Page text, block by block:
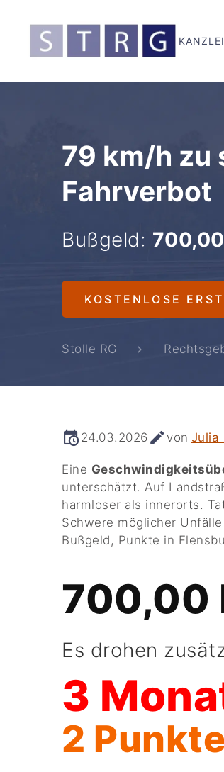
KANZLEI
79 km/h zu
Fahrverbot
Bußgeld: 700,00
KOSTENLOSE
Stolle RG
24.03.2026 von Julia
Eine
unterschätzt. Auf
harmloser als innerorts.
Schwere möglicher
Bußgeld, Punkte in
700,00
Es drohen
3
2